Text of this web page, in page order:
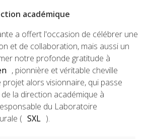
académique
a offert l'occasion de célébrer une
et de collaboration, mais aussi un
notre profonde gratitude à
, pionnière et véritable cheville
alors visionnaire, qui passe
la direction académique à
du Laboratoire
( SXL ).